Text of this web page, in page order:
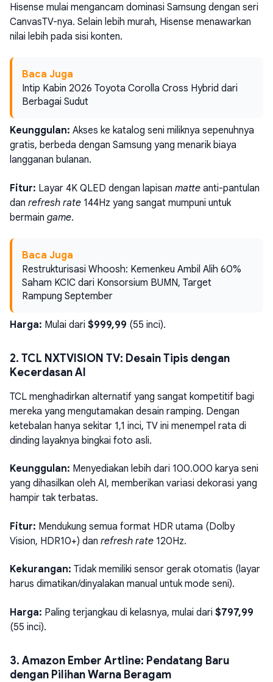
Hisense mulai mengancam dominasi Samsung dengan seri
CanvasTV-nya. Selain lebih murah, Hisense menawarkan
nilai lebih pada sisi konten.
Baca Juga
Intip Kabin 2026 Toyota Corolla Cross Hybrid dari
Berbagai Sudut
Keunggulan: Akses ke katalog seni miliknya sepenuhnya
gratis, berbeda dengan Samsung yang menarik biaya
langganan bulanan.
Fitur: Layar 4K QLED dengan lapisan matte anti-pantulan
dan refresh rate 144Hz yang sangat mumpuni untuk
bermain game.
Baca Juga
Restrukturisasi Whoosh: Kemenkeu Ambil Alih 60%
Saham KCIC dari Konsorsium BUMN, Target
Rampung September
Harga: Mulai dari $999,99 (55 inci).
2. TCL NXTVISION TV: Desain Tipis dengan
Kecerdasan AI
TCL menghadirkan alternatif yang sangat kompetitif bagi
mereka yang mengutamakan desain ramping. Dengan
ketebalan hanya sekitar 1,1 inci, TV ini menempel rata di
dinding layaknya bingkai foto asli.
Keunggulan: Menyediakan lebih dari 100.000 karya seni
yang dihasilkan oleh AI, memberikan variasi dekorasi yang
hampir tak terbatas.
Fitur: Mendukung semua format HDR utama (Dolby
Vision, HDR10+) dan refresh rate 120Hz.
Kekurangan: Tidak memiliki sensor gerak otomatis (layar
harus dimatikan/dinyalakan manual untuk mode seni).
Harga: Paling terjangkau di kelasnya, mulai dari $797,99
(55 inci).
3. Amazon Ember Artline: Pendatang Baru
dengan Pilihan Warna Beragam